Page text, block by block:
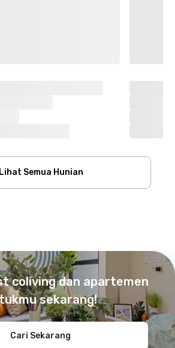
Lihat Semua Hunian
coliving dan apartemen
sekarang!
Cari Sekarang